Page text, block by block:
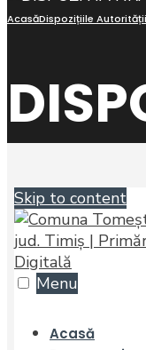
AcasăDispozițiile